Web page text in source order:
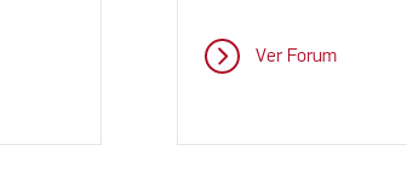
Ver Forum